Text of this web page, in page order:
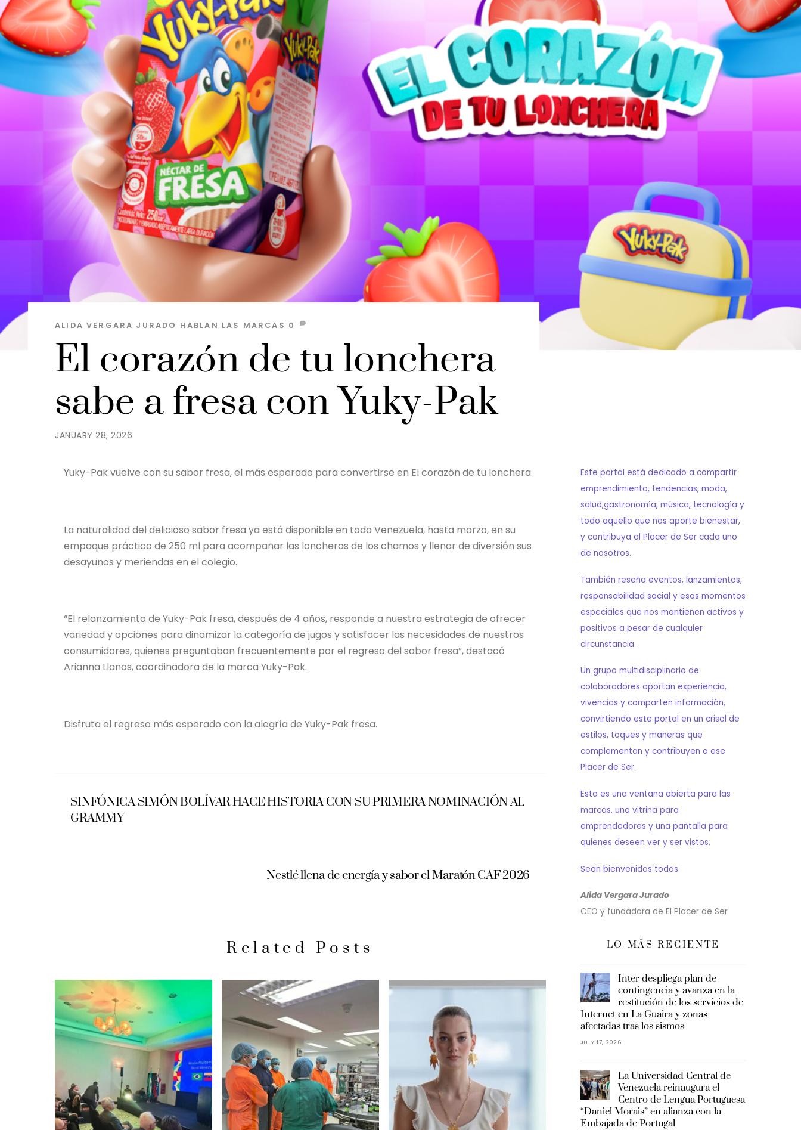
JANUARY 28, 2026
El corazón de tu lonchera
sabe a fresa con Yuky-Pak
ALIDA VERGARA JURADO HABLAN LAS MARCAS 0
Yuky-Pak vuelve con su sabor fresa, el más esperado para convertirse en El corazón de tu lonchera.
La naturalidad del delicioso sabor fresa ya está disponible en toda Venezuela, hasta marzo, en su
empaque práctico de 250 ml para acompañar las loncheras de los chamos y llenar de diversión sus
desayunos y meriendas en el colegio.
“El relanzamiento de Yuky-Pak fresa, después de 4 años, responde a nuestra estrategia de ofrecer
variedad y opciones para dinamizar la categoría de jugos y satisfacer las necesidades de nuestros
consumidores, quienes preguntaban frecuentemente por el regreso del sabor fresa”, destacó
Arianna Llanos, coordinadora de la marca Yuky-Pak.
Disfruta el regreso más esperado con la alegría de Yuky-Pak fresa.
SINFÓNICA SIMÓN BOLÍVAR HACE HISTORIA CON SU PRIMERA NOMINACIÓN AL
GRAMMY
Nestlé llena de energía y sabor el Maratón CAF 2026
Related Posts
Este portal está dedicado a compartir
emprendimiento, tendencias, moda,
salud,gastronomía, música, tecnología y
todo aquello que nos aporte bienestar,
y contribuya al Placer de Ser cada uno
de nosotros.
También reseña eventos, lanzamientos,
responsabilidad social y esos momentos
especiales que nos mantienen activos y
positivos a pesar de cualquier
circunstancia.
Un grupo multidisciplinario de
colaboradores aportan experiencia,
vivencias y comparten información,
convirtiendo este portal en un crisol de
estilos, toques y maneras que
complementan y contribuyen a ese
Placer de Ser.
Esta es una ventana abierta para las
marcas, una vitrina para
emprendedores y una pantalla para
quienes deseen ver y ser vistos.
Sean bienvenidos todos
Alida Vergara Jurado
CEO y fundadora de El Placer de Ser
LO MÁS RECIENTE
Inter despliega plan de
contingencia y avanza en la
restitución de los servicios de
Internet en La Guaira y zonas
afectadas tras los sismos
JULY 17, 2026
La Universidad Central de
Venezuela reinaugura el
Centro de Lengua Portuguesa
“Daniel Morais” en alianza con la
Embajada de Portugal